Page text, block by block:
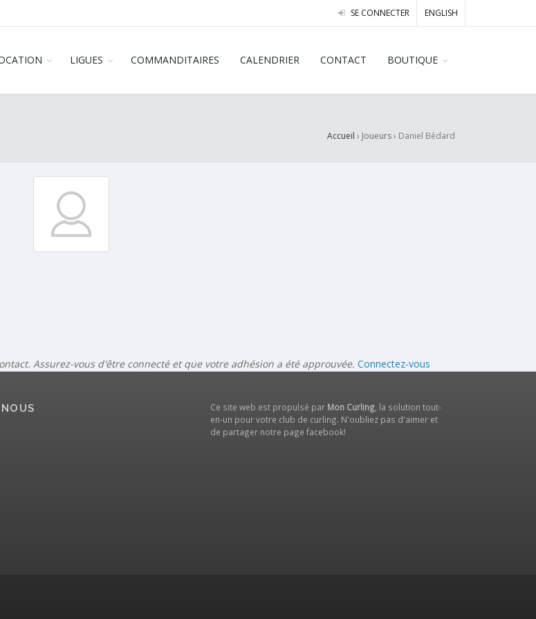
SE CONNECTER ENGLISH
LIGUES COMMANDITAIRES CALENDRIER CONTACT BOUTIQUE
Accueil › Joueurs › Daniel Bédard
Assurez-vous d'être connecté et que votre adhésion a été approuvée. Connectez-vous
Ce site web est propulsé par Mon Curling , la solution tout-
en-un pour votre club de curling. N'oubliez pas d'aimer et
de partager notre page facebook!